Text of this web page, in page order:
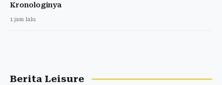
Kronologinya
1 jam lalu
Berita Leisure